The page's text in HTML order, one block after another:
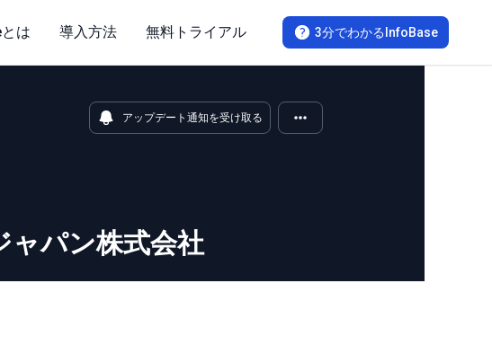
3分でわかるInfoBase
は 導入方法 無料トライアル
アップデート通知を受け取る
ャパン株式会社